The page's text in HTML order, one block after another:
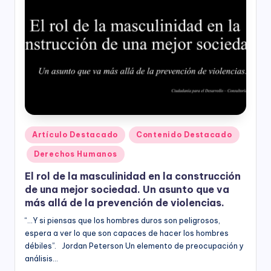
r
D
e
s
a
rr
o
ll
o
ciudadana,
responsabilidad
empresarial,
Para
trabajar
en
la
construcción
ciudadanía
para
la
construcción
de
paz,
el
Publicado
en
Artículo Destacado Contenido Destacado
Derechos Humanos
El rol de la masculinidad en la construcción
de una mejor sociedad. Un asunto que va
más allá de la prevención de violencias.
“...Y si piensas que los hombres duros son peligrosos,
espera a ver lo que son capaces de hacer los hombres
débiles”. Jordan Peterson Un elemento de preocupación y
análisis…